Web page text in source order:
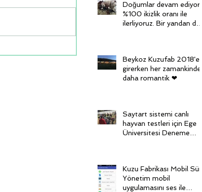
Doğumlar devam ediyor,
%100 ikizlik oranı ile
ilerliyoruz. Bir yandan da
Beykoz Kuzufab 2018'e
girerken her zamankinden
daha romantik ❤
Saytart sistemi canlı
hayvan testleri için Ege
Üniversitesi Deneme
Kuzu Fabrikası Mobil Sürü
Yönetim mobil
uygulamasını ses ile